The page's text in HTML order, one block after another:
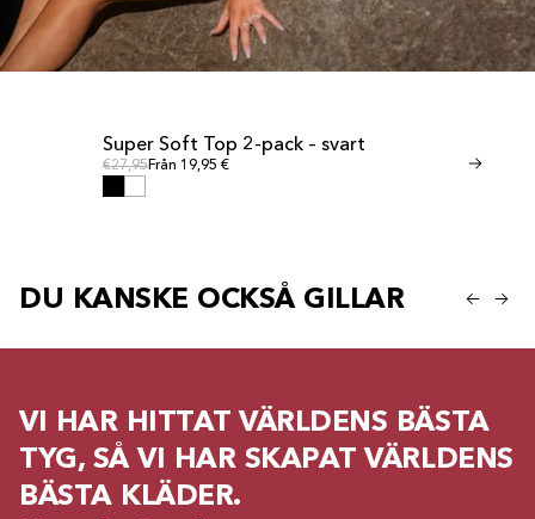
REA
Super Soft Top 2-pack – svart
Ordinarie pris
€27,95Ordinarie pris
Från 19,95 € Ordinarie pris
€24,95Från
DU KANSKE OCKSÅ GILLAR
VI HAR HITTAT VÄRLDENS BÄSTA
TYG, SÅ VI HAR SKAPAT VÄRLDENS
BÄSTA KLÄDER.